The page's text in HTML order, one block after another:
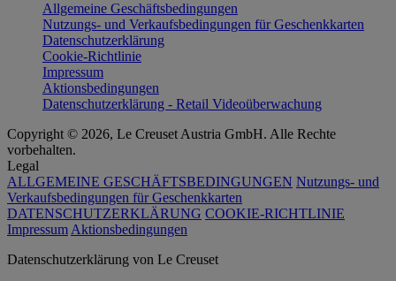
Allgemeine Geschäftsbedingungen
Nutzungs- und Verkaufsbedingungen für Geschenkkarten
Datenschutzerklärung
Cookie-Richtlinie
Impressum
Aktionsbedingungen
Datenschutzerklärung - Retail Videoüberwachung
Copyright © 2026, Le Creuset Austria GmbH. Alle Rechte
vorbehalten.
Legal
ALLGEMEINE GESCHÄFTSBEDINGUNGEN Nutzungs- und
Verkaufsbedingungen für Geschenkkarten
DATENSCHUTZERKLÄRUNG COOKIE-RICHTLINIE
Impressum Aktionsbedingungen
Datenschutz­erklärung von Le Creuset